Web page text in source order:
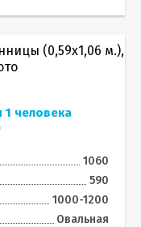
1 человека
1060
590
1000-1200
Овальная